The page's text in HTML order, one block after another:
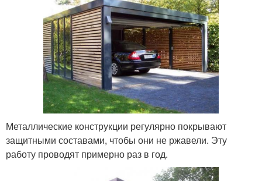
Металлические конструкции регулярно покрывают
защитными составами, чтобы они не ржавели. Эту
работу проводят примерно раз в год.